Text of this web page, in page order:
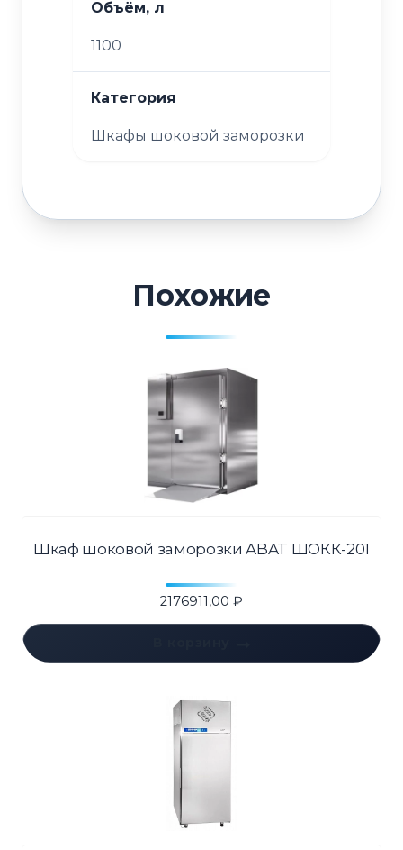
Объём, л
1100
Категория
Шкафы шоковой заморозки
Похожие
Шкаф шоковой заморозки ABAT ШОКК-201
2176911,00 ₽